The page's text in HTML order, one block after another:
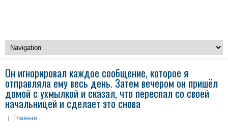
Он игнорировал каждое сообщение, которое я
отправляла ему весь день. Затем вечером он пришёл
домой с ухмылкой и сказал, что переспал со своей
начальницей и сделает это снова
Главная